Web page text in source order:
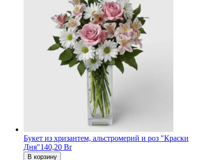
Букет из хризантем, альстромерий и роз "Краски
Дня"140,20 Br
В корзину